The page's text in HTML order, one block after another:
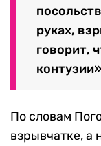
руках,
говорит,
По словам
взрывчатке, а